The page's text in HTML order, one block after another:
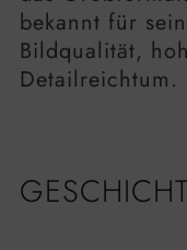
bekannt für
Bildqualität,
Detailreichtum.